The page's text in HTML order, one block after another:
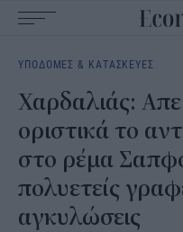
navigation
ΥΠΟΔΟΜΕΣ & ΚΑΤΑΣΚΕΥΕΣ
Χαρδαλιάς:
οριστικά το
στο ρέμα
πολυετείς
αγκυλώσεις